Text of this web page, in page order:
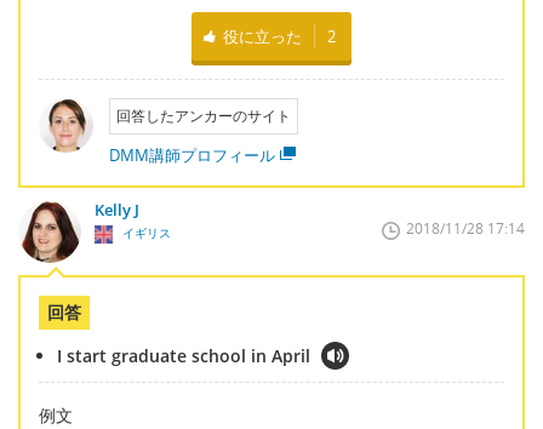
役に立った 2
回答したアンカーのサイト
DMM講師プロフィール
Kelly J
イギリス 2018/11/28 17:14
回答
I start graduate school in April
例文